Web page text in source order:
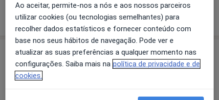
Mostrar mais detalhes
sobre a experiência
Serviços e preços
Consulta online
Serviço gratuito
Ao aceitar, permite-nos a nós e aos nossos parceiros
utilizar cookies (ou tecnologias semelhantes) para
recolher dados estatísticos e fornecer conteúdo com
base nos seus hábitos de navegação. Pode ver e
atualizar as suas preferências a qualquer momento nas
configurações. Saiba mais na política de privacidade e de
cookies.